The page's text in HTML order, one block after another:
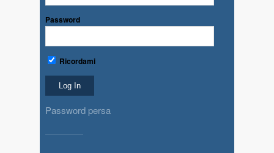
Password
Ricordami
Password persa